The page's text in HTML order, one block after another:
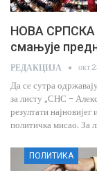
НОВА СРПСКА
смањује
РЕДАКЦИЈА окт
Да се сутра
за листу „СНС –
резултати
политичка мисао.
ПОЛИТИКА